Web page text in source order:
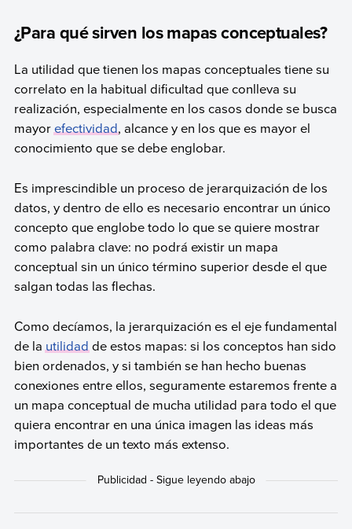
¿Para qué sirven los mapas conceptuales?
La utilidad que tienen los mapas conceptuales tiene su
correlato en la habitual dificultad que conlleva su
realización, especialmente en los casos donde se busca
mayorefectividad, alcance y en los que es mayor el
conocimiento que se debe englobar.
Es imprescindible un proceso de jerarquización de los
datos, y dentro de ello es necesario encontrar un único
concepto que englobe todo lo que se quiere mostrar
como palabra clave: no podrá existir un mapa
conceptual sin un único término superior desde el que
salgan todas las flechas.
Como decíamos, la jerarquización es el eje fundamental
de la utilidad de estos mapas: si los conceptos han sido
bien ordenados, y si también se han hecho buenas
conexiones entre ellos, seguramente estaremos frente a
un mapa conceptual de mucha utilidad para todo el que
quiera encontrar en una única imagen las ideas más
importantes de un texto más extenso.